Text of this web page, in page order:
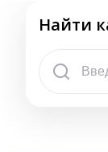
Найти